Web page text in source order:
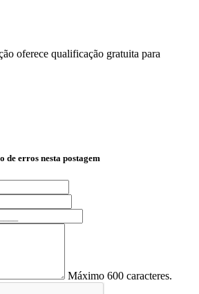
de erros nesta postagem
Máximo 600 caracteres.